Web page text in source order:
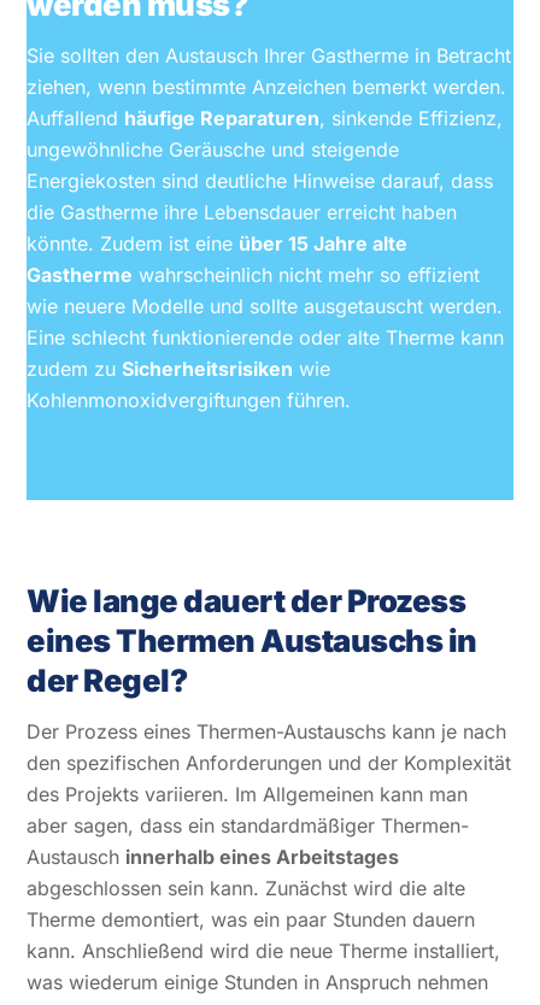
Sie sollten den Austausch Ihrer Gastherme in Betracht
ziehen, wenn bestimmte Anzeichen bemerkt werden.
Auffallend häufige Reparaturen, sinkende Effizienz,
ungewöhnliche Geräusche und steigende
Energiekosten sind deutliche Hinweise darauf, dass
die Gastherme ihre Lebensdauer erreicht haben
könnte. Zudem ist eine über 15 Jahre alte
Gastherme wahrscheinlich nicht mehr so effizient
wie neuere Modelle und sollte ausgetauscht werden.
Eine schlecht funktionierende oder alte Therme kann
zudem zuSicherheitsrisiken wie
Kohlenmonoxidvergiftungen führen.
Wie lange dauert der Prozess
eines Thermen Austauschs in
der Regel?
Der Prozess eines Thermen-Austauschs kann je nach
den spezifischen Anforderungen und der Komplexität
des Projekts variieren. Im Allgemeinen kann man
aber sagen, dass ein standardmäßiger Thermen-
Austausch innerhalb eines Arbeitstages
abgeschlossen sein kann. Zunächst wird die alte
Therme demontiert, was ein paar Stunden dauern
kann. Anschließend wird die neue Therme installiert,
was wiederum einige Stunden in Anspruch nehmen